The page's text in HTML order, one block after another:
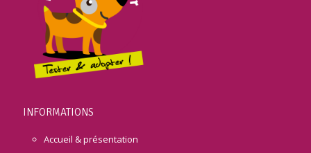
INFORMATIONS
Accueil & présentation